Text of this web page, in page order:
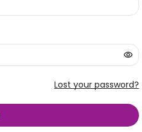
Lost your password?